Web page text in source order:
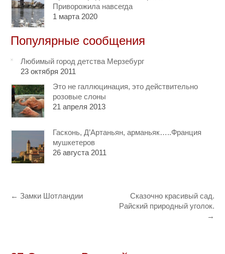
Приворожила навсегда
1 марта 2020
Популярные сообщения
Любимый город детства Мерзебург
23 октября 2011
Это не галлюцинация, это действительно
розовые слоны
21 апреля 2013
Гасконь, Д’Артаньян, арманьяк…..Франция
мушкетеров
26 августа 2011
← Замки Шотландии
Сказочно красивый сад.
Райский природный уголок.
→